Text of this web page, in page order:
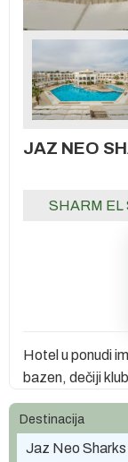
JAZ NEO
SHARM EL
Hotel u ponudi
bazen, dečiji
Destinacija
Jaz Neo